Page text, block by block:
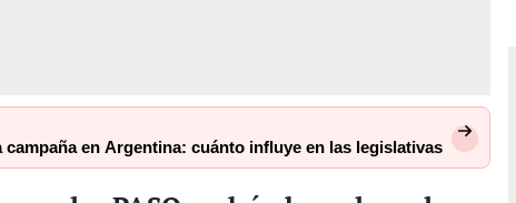
campaña en Argentina: cuánto influye en las legislativas